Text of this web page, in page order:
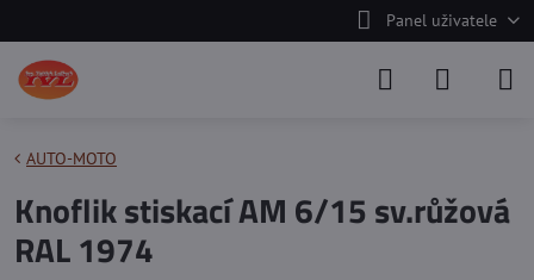
Panel uživatele
AUTO-MOTO
Knoflik stiskací AM 6/15 sv.růžová
RAL 1974